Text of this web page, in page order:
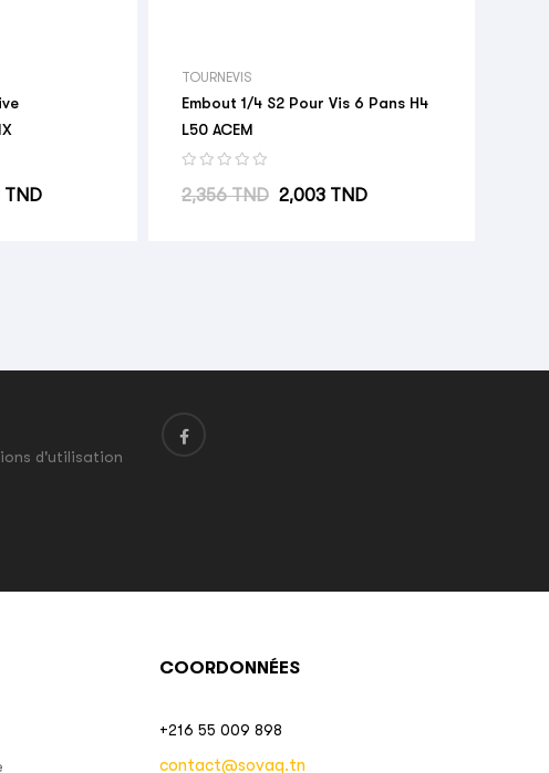
TND
TOURNEVIS
Embout 1/4 S2 Pour Vis 6 Pans H4
L50 ACEM
Prix habituel
2,356 TND Prix
2,003 TND
d'utilisation
COORDONNÉES
+216 55 009 898
contact@sovaq.tn